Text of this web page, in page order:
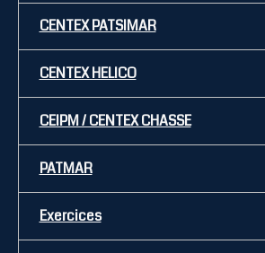
CENTEX PATSIMAR
CENTEX HELICO
CEIPM / CENTEX CHASSE
PATMAR
Exercices